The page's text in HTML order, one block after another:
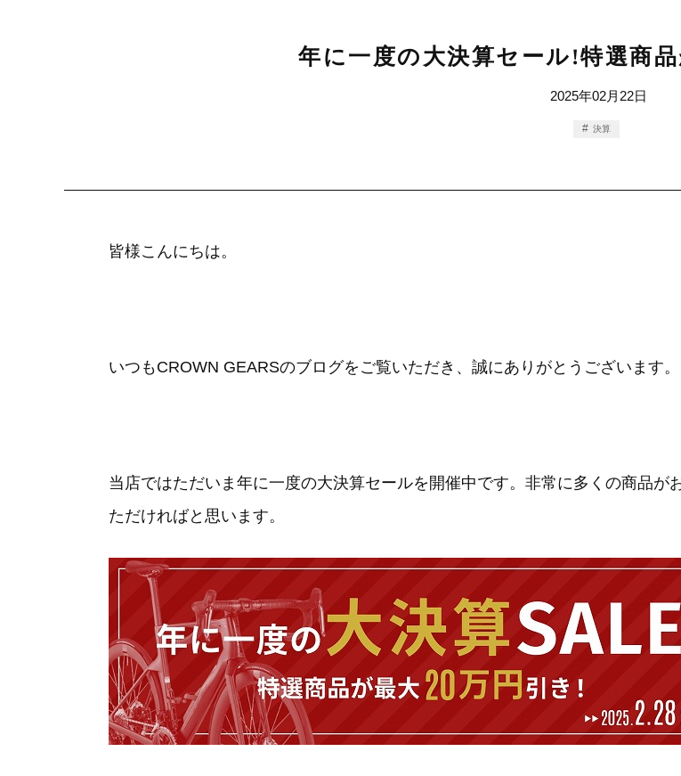
年に一度の大決算セール!特選商
2025年02月22日
決算
皆様こんにちは。
いつもCROWN GEARSのブログをご覧いただき、誠にありがとうございます。
当店ではただいま年に一度の大決算セールを開催中です。非常に多くの商品
ただければと思います。